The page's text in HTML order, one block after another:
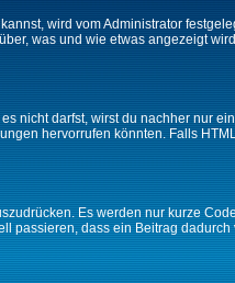
wird vom Administrator
was und wie etwas angezeigt
nicht darfst, wirst du nachher nur
hervorrufen könnten. Falls
Es werden nur kurze
passieren, dass ein Beitrag